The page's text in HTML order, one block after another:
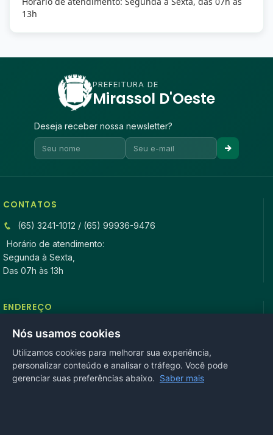
13h
PREFEITURA DE
Mirassol D'Oeste
Deseja receber nossa newsletter?
CONTATOS
(65) 3241-1012 / (65) 99936-9476
Horário de atendimento:
Segunda à Sexta,
Das 07h às 13h
ENDEREÇO
Rua Antonio Tavares, n° 3310, Centro CEP: 78.280-000 -
Mirassol D’Oeste, MT
REDES SOCIAIS
Nós usamos cookies
Utilizamos cookies para melhorar sua experiência,
personalizar conteúdo e analisar o tráfego. Você pode
gerenciar suas preferências abaixo. Saber mais